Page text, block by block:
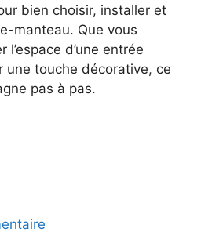
bien choisir, installer et
manteau. Que vous
d’une entrée
une touche décorative, ce
pas à pas.